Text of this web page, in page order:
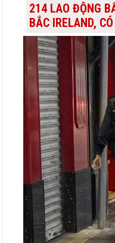
214 LAO ĐỘNG
BẮC IRELAND,